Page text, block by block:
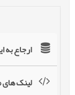
ارجاع به
لینک های